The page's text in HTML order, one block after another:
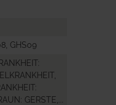
GHS09
GERSTE,...